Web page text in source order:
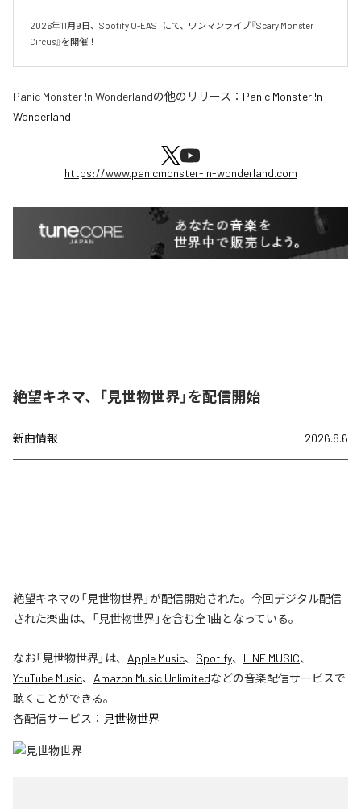
2026年11月9日、Spotify O-EASTにて、ワンマンライブ『Scary Monster
Circus』を開催！
Panic Monster !n Wonderlandの他のリリース： Panic Monster !n
Wonderland
https://www.panicmonster-in-wonderland.com
絶望キネマ、「見世物世界」を配信開始
新曲情報 2026.8.6
絶望キネマの「見世物世界」が配信開始された。今回デジタル配信
された楽曲は、「見世物世界」を含む全1曲となっている。
なお「見世物世界」は、 Apple Music、 Spotify、 LINE MUSIC、
YouTube Music、 Amazon Music Unlimitedなどの音楽配信サービスで
聴くことができる。
各配信サービス： 見世物世界